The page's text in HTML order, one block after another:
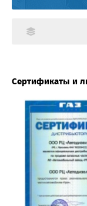
Сертификаты и